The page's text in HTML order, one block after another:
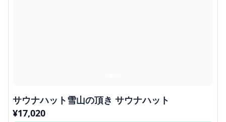
サウナハット雪山の頂き サウナハット
¥17,020